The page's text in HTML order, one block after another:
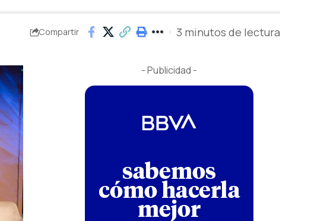
Compartir 3 minutos de lectura
- Publicidad -